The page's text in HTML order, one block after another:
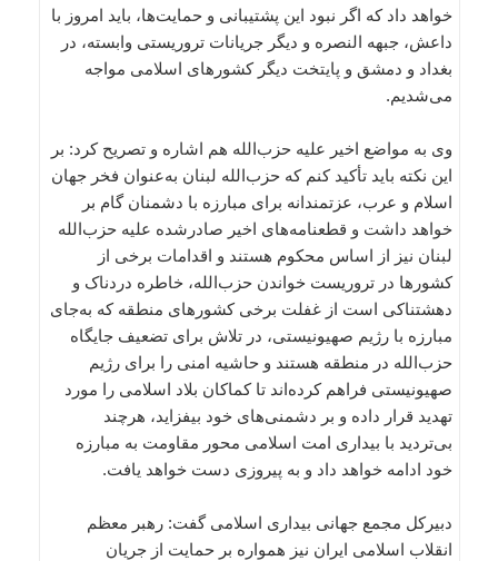
خواهد داد که اگر نبود این پشتیبانی و حمایت‌ها، باید امروز با
داعش، جبهه النصره و دیگر جریانات تروریستی وابسته، در
بغداد و دمشق و پایتخت دیگر کشورهای اسلامی مواجه
می‌شدیم.
وی به مواضع اخیر علیه حزب‌الله هم اشاره و تصریح کرد: بر
این نکته باید تأکید کنم که حزب‌الله لبنان به‌عنوان فخر جهان
اسلام و عرب، عزتمندانه برای مبارزه با دشمنان گام بر
خواهد داشت و قطعنامه‌های اخیر صادرشده علیه حزب‌الله
لبنان نیز از اساس محکوم هستند و اقدامات برخی از
کشورها در تروریست خواندن حزب‌الله، خاطره دردناک و
دهشتناکی است از غفلت برخی کشورهای منطقه که به‌جای
مبارزه با رژیم صهیونیستی، در تلاش برای تضعیف جایگاه
حزب‌الله در منطقه هستند و حاشیه امنی را برای رژیم
صهیونیستی فراهم کرده‌اند تا کماکان بلاد اسلامی را مورد
تهدید قرار داده و بر دشمنی‌های خود بیفزاید، هرچند
بی‌تردید با بیداری امت اسلامی محور مقاومت به مبارزه
خود ادامه خواهد داد و به پیروزی دست خواهد یافت.
دبیرکل مجمع جهانی بیداری اسلامی گفت: رهبر معظم
انقلاب اسلامی ایران نیز همواره بر حمایت از جریان